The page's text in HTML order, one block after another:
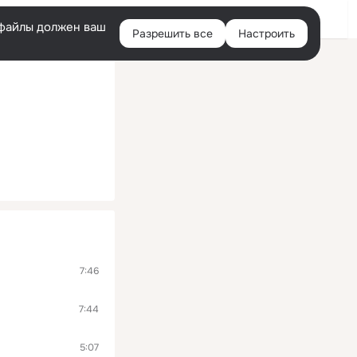
Войти
должен ваш
Разрешить все Настроить
7:46
7:44
5:07